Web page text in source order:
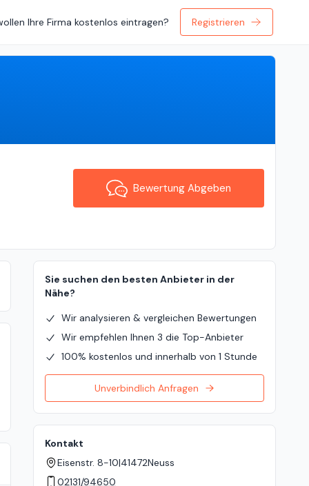
Ihre Firma kostenlos eintragen? Registrieren
Bewertung Abgeben
Sie suchen den besten Anbieter in der
Nähe?
Wir analysieren & vergleichen Bewertungen
Wir empfehlen Ihnen 3 die Top-Anbieter
100% kostenlos und innerhalb von 1 Stunde
Unverbindlich Anfragen
Kontakt
Eisenstr. 8-10|41472Neuss
02131/94650